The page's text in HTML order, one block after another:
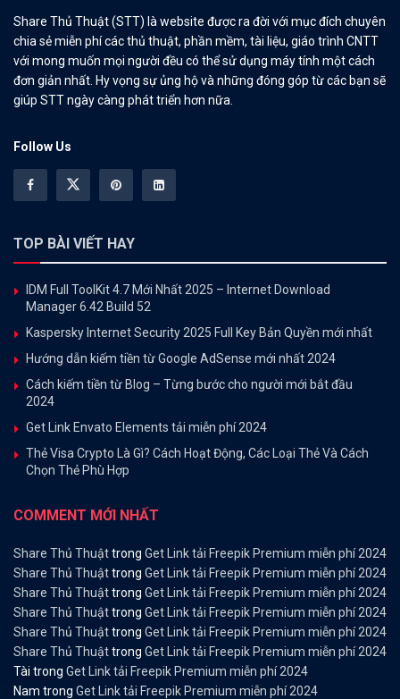
Share Thủ Thuật (STT) là website được ra đời với mục đích chuyên
chia sẻ miễn phí các thủ thuật, phần mềm, tài liệu, giáo trình CNTT
với mong muốn mọi người đều có thể sử dụng máy tính một cách
đơn giản nhất. Hy vọng sự ủng hộ và những đóng góp từ các bạn sẽ
giúp STT ngày càng phát triển hơn nữa.
Follow Us
TOP BÀI VIẾT HAY
IDM Full ToolKit 4.7 Mới Nhất 2025 – Internet Download
Manager 6.42 Build 52
Kaspersky Internet Security 2025 Full Key Bản Quyền mới nhất
Hướng dẫn kiếm tiền từ Google AdSense mới nhất 2024
Cách kiếm tiền từ Blog – Từng bước cho người mới bắt đầu
2024
Get Link Envato Elements tải miễn phí 2024
Thẻ Visa Crypto Là Gì? Cách Hoạt Động, Các Loại Thẻ Và Cách
Chọn Thẻ Phù Hợp
COMMENT MỚI NHẤT
Share Thủ Thuậttrong Get Link tải Freepik Premium miễn phí 2024
Share Thủ Thuậttrong Get Link tải Freepik Premium miễn phí 2024
Share Thủ Thuậttrong Get Link tải Freepik Premium miễn phí 2024
Share Thủ Thuậttrong Get Link tải Freepik Premium miễn phí 2024
Share Thủ Thuậttrong Get Link tải Freepik Premium miễn phí 2024
Share Thủ Thuậttrong Get Link tải Freepik Premium miễn phí 2024
Tài trong Get Link tải Freepik Premium miễn phí 2024
Nam trong Get Link tải Freepik Premium miễn phí 2024